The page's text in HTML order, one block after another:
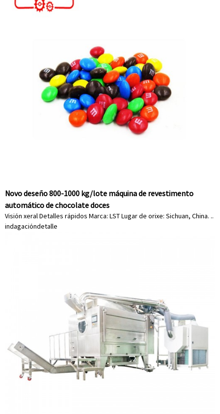
Novo deseño 800-1000 kg/lote máquina de revestimento
automático de chocolate doces
Visión xeral Detalles rápidos Marca: LST Lugar de orixe: Sichuan, China. ..
indagacióndetalle